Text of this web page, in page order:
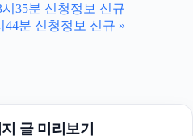
35분 신청정보 신규
44분 신청정보 신규 »
글 미리보기